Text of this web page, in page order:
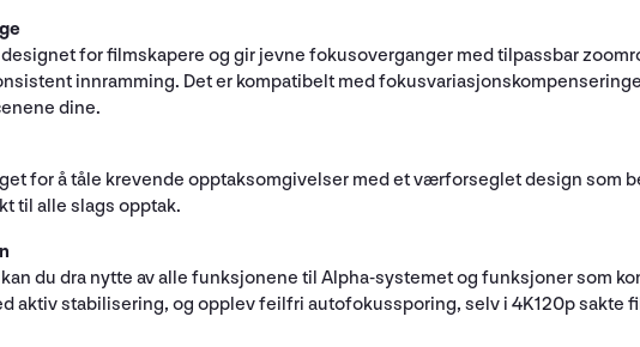
for filmskapere og gir jevne fokusoverganger med tilpassbar
innramming. Det er kompatibelt med
dine.
for å tåle krevende opptaksomgivelser med et værforseglet design
til alle slags opptak.
du dra nytte av alle funksjonene til Alpha-systemet og funksjoner som
aktiv stabilisering, og opplev feilfri autofokussporing, selv i 4K120p sakte